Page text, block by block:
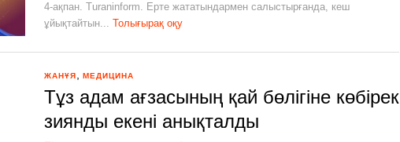
4-ақпан. Turaninform. Ерте жататындармен салыстырғанда, кеш
ұйықтайтын... Толығырақ оқу
ЖАНҰЯ МЕДИЦИНА
Тұз адам ағзасының қай бөлігіне көбірек
зиянды екені анықталды